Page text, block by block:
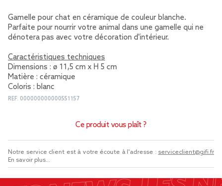
Gamelle pour chat en céramique de couleur blanche.
Parfaite pour nourrir votre animal dans une gamelle qui ne
dénotera pas avec votre décoration d'intérieur.
Caractéristiques techniques
Dimensions : ø 11,5 cm x H 5 cm
Matière : céramique
Coloris : blanc
REF. 000000000000551157
Ce produit vous plaît ?
Notre service client est à votre écoute à l'adresse : serviceclient@gifi.fr
En savoir plus...